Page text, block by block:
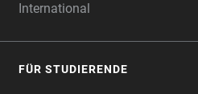
International
FÜR STUDIERENDE